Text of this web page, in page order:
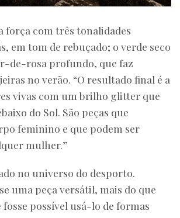
força com três tonalidades
em tom de rebuçado; o verde seco
de-rosa profundo, que faz
no verão. “O resultado final é a
vivas com um brilho glitter que
do Sol. São peças que
feminino e que podem ser
mulher.”
no universo do desporto.
uma peça versátil, mais do que
possível usá-lo de formas